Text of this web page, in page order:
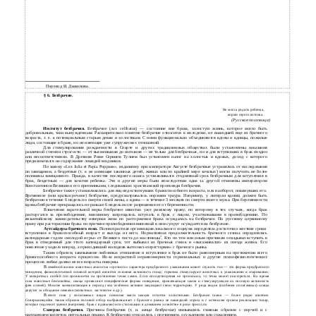
Перевод И. Дьяконова.
§ 6. Безбрачие.
Не могла родить ребенка,
корми серого котенка.
(Русская пословица)
Институт безбрачия.Безбрачие (лат. сelibatus) — состояние вне брака, холостую жизнь, которое могло быть
добровольным, таки вынужденным. Расширительно понятие безбрачие относится к молодежи, не вышедшей еще из брачного
возраста, т. е. к потенциальным старым девам и холостякам. С ними функционально объединяются вдовы и вдовцы, пожилые
люди, состоящие в браке, но не имеющие уже супружеских отношений.
Для стимулирования рождаемости в Спарте и других традиционных обществах были установлены наказания
различной степени строгости — от высмеивания до изгнания — не только для безбрачных, но и для вступивших в брак поздно
или несоответственно. В Древнем Риме Сервием Тулием был установлен налог на холостых и вдовых, доход с которого
предназначался на содержание лошадей всадников.
По закону «Lex Julia et Papia Poppaea», изданному при императоре Августе безбрачные устранялись от наследования
по завещанию, а бездетные (т. е. не имеющие законных детей, живых или по крайней мере зачатых) могли получить не более
половины завещанного. Правда, в качестве последнего шанса устанавливался стодневный срок безбрачным для вступления в
брак, бездетным — для зачатия ребенка. Эти и другие меры были впоследствии одна за другой отменены императором
Константином Великим и его преемниками, следовавших христианской проповеди безбрачия.
Безбрачие также устанавливалось для лиц недостигнувших бракоспособного возраста, или наоборот, покинувших его.
Временное (или краткосрочное) безбрачие, предусматривалось нормами траура. Например, у лютеран вдовец должен быть
безбрачин в течение 6 недель по смерти своей жены, а вдова — в течение 3 месяцев по смерти своего мужа. При беременности
вдовы безбрачие прекращалось не раньше 6 недель после разрешения ее от беременности.
Взначении карательной меры безбрачие известно уже римскому праву, по которому в тех случаях, когда брак
расторгался за прелюбодеяние, виновному запрещалось вступать в брак с лицом, участвовавшим в прелюбодеянии. По
византийскому законодательству неверная жена по расторжении брака осуждалась на безбрачие. По русскому церковному
праву при расторжении брака по причине прелюбодеяния виновный в нем супруг осуждается на безбрачие.
Аутсайдеры брачного гона. Половозрастная организация локального социума определяла достаточно жесткие сроки
вступления в бракоспособный возраст и выхода из него. Нормативная продолжительность брачного сезона определялась
календарным годом «молодой игры» от Великого поста до масленицы 1 . Кто по тем или иным причинам опаздывал вступить в
брак в отведенный для этого календарный срок, тот выбывал из брачных гонок и «высаживался» из поезда жизни. Его
поколение уходило вперед, а приходивший молодняк вытеснял «перестарков» с брачного рынка.
Таким образом, завязывание любовных отношение и вступление в брак не было равномерным на протяжении всего
бракоспособного возраста процессом. Из-за возрастной неравномерности гормональных и другие психофизиологических
процессов любви далеко не все возрасты покорны.
В семейной жизни животных аналогом «срочного» характера предбрачного ухаживания может служить гон — это форма предбрачного
поведения, физиологической основой которой является сезонная активность гонад: гормоны стимулируют животных к ухаживанию и спариванию.
У конкретных особей гон проявляется на протяжении течки самок. Если оплодотворения не произошло, то течка может повториться. Во время
гона животные беспокойны, самцы проявляют специфические формы поведения, привлекающие самок и стимулирующие их половую активность
(рёв оленей). Многие млекопитающие в период гона особенно активно защищают свою территорию. У ряда видов (особенно полигамных) самцы
дерутся за обладание самками (копытные, ластоногие и др.).
В итоге гона у полигамных видов основная масса самцов остается холостяками. Безбрачие самок — более редко явление.
Совершающийся таким образом половой отбор выбраковывает с брачного рынка не нашедший спроса и с истекшим сроком реализации товар,
которые подлежит уценке (например, брак с вдовыми) или утилизации в домашнем хозяйстве в роли прислуги.
Скверна безбрачия. Причины безбрачия (т. н. венца безбрачия) связывались главным образом с порчей и с
нарушением запретов, ритуальных правил. К безбрачию относились с презрением, осуждением или сожалением.